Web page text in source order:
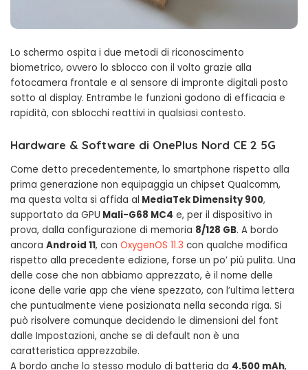
Lo schermo ospita i due metodi di riconoscimento
biometrico, ovvero lo sblocco con il volto grazie alla
fotocamera frontale e al sensore di impronte digitali posto
sotto al display. Entrambe le funzioni godono di efficacia e
rapidità, con sblocchi reattivi in qualsiasi contesto.
Hardware & Software di OnePlus Nord CE 2 5G
Come detto precedentemente, lo smartphone rispetto alla
prima generazione non equipaggia un chipset Qualcomm,
ma questa volta si affida al MediaTek Dimensity 900,
supportato da GPU Mali-G68 MC4 e, per il dispositivo in
prova, dalla configurazione di memoria 8/128 GB. A bordo
ancora Android 11, con OxygenOS 11.3 con qualche modifica
rispetto alla precedente edizione, forse un po’ più pulita. Una
delle cose che non abbiamo apprezzato, è il nome delle
icone delle varie app che viene spezzato, con l’ultima lettera
che puntualmente viene posizionata nella seconda riga. Si
può risolvere comunque decidendo le dimensioni del font
dalle Impostazioni, anche se di default non è una
caratteristica apprezzabile.
A bordo anche lo stesso modulo di batteria da 4.500 mAh,